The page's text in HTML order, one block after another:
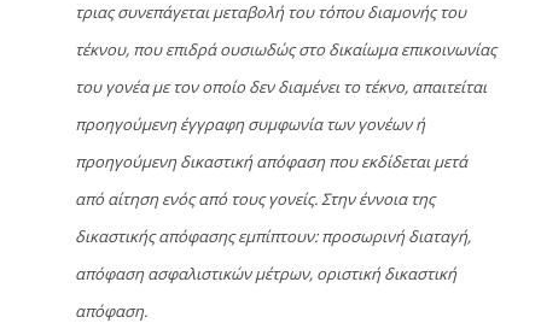
τριας συνεπάγεται μεταβολή του τόπου διαμονής του
τέκνου, που επιδρά ουσιωδώς στο δικαίωμα επικοινωνίας
του γονέα με τον οποίο δεν διαμένει το τέκνο, απαιτείται
προηγούμενη έγγραφη συμφωνία των γονέων ή
προηγούμενη δικαστική απόφαση που εκδίδεται μετά
από αίτηση ενός από τους γονείς. Στην έννοια της
δικαστικής απόφασης εμπίπτουν: προσωρινή διαταγή,
απόφαση ασφαλιστικών μέτρων, οριστική δικαστική
απόφαση.